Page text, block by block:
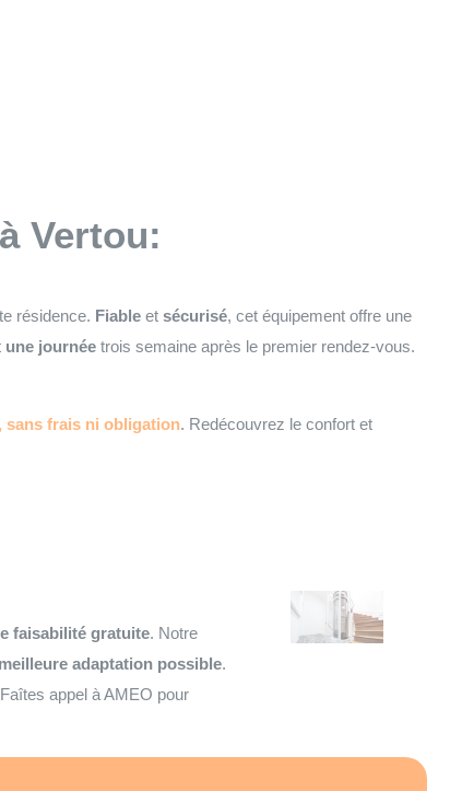
Vertou:
résidence. Fiableet sécurisé, cet équipement offre une
une journéetrois semaine après le premier rendez-vous.
sans frais ni obligation. Redécouvrez le confort et
faisabilité gratuite. Notre
adaptation possible.
appel à AMEO pour